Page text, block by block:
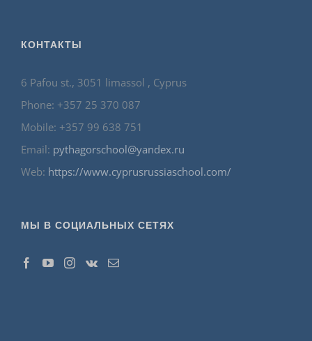
КОНТАКТЫ
6 Pafou st., 3051 limassol , Cyprus
Phone: +357 25 370 087
Mobile: +357 99 638 751
Email: pythagorschool@yandex.ru
Web: https://www.cyprusrussiaschool.com/
МЫ В СОЦИАЛЬНЫХ СЕТЯХ